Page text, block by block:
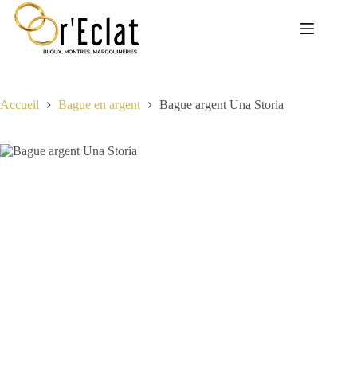
Passer
contenu
Accueil Bague en argent Bague argent Una Storia